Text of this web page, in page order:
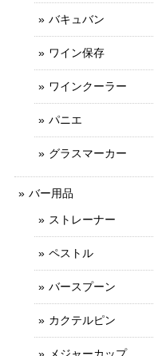
バキュバン
ワイン保存
ワインクーラー
パニエ
グラスマーカー
バー用品
ストレーナー
ペストル
バースプーン
カクテルピン